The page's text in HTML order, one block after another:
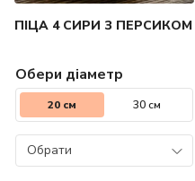
ПІЦА 4 СИРИ З ПЕРСИКОМ
Обери діаметр
20 см 30 см
Обрати